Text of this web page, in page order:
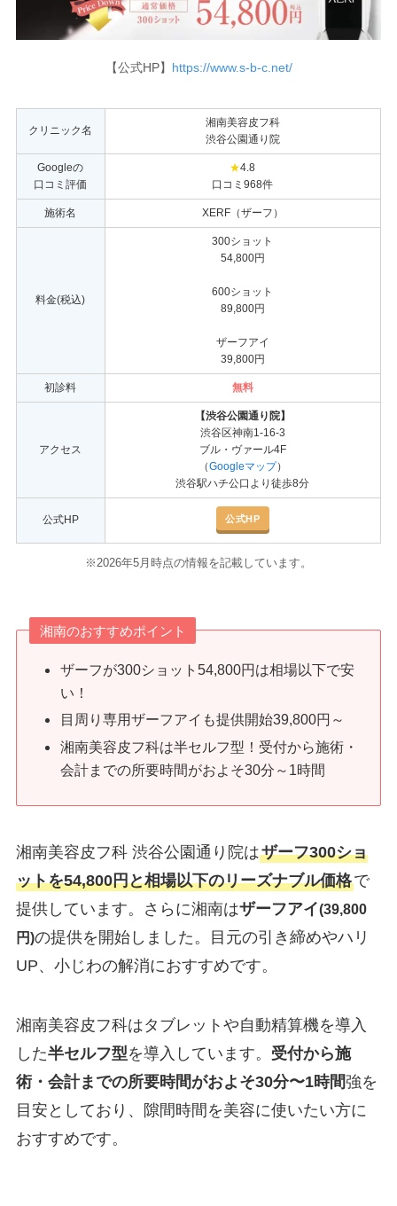
【公式HP】 https://www.s-b-c.net/
クリニック名
湘南美容皮フ科
渋谷公園通り院
Googleの
口コミ評価
★4.8
口コミ968件
施術名 XERF（ザーフ）
料金(税込)
300ショット
54,800円
600ショット
89,800円
ザーフアイ
39,800円
初診料 無料
アクセス
【渋谷公園通り院】
渋谷区神南1-16-3
ブル・ヴァール4F
（Googleマップ）
渋谷駅ハチ公口より徒歩8分
公式HP 公式HP
※2026年5月時点の情報を記載しています。
湘南のおすすめポイント
ザーフが300ショット54,800円は相場以下で安
い！
目周り専用ザーフアイも提供開始39,800円～
湘南美容皮フ科は半セルフ型！受付から施術・
会計までの所要時間がおよそ30分～1時間
湘南美容皮フ科 渋谷公園通り院はザーフ300ショ
ットを54,800円と相場以下のリーズナブル価格で
提供しています。さらに湘南はザーフアイ(39,800
円)の提供を開始しました。目元の引き締めやハリ
UP、小じわの解消におすすめです。
湘南美容皮フ科はタブレットや自動精算機を導入
した半セルフ型を導入しています。 受付から施
術・会計までの所要時間がおよそ30分〜1時間強を
目安としており、隙間時間を美容に使いたい方に
おすすめです。